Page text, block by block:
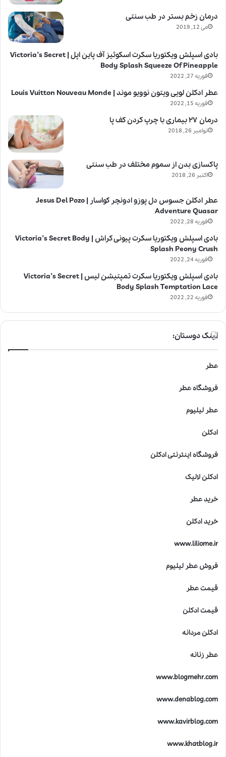
درمان زخم بستر در طب سنتی
می 12, 2019
بادی اسپلش ویکتوریا سکرت اسکوئیز آف پاین اپل | Victoria’s Secret
Body Splash Squeeze Of Pineapple
فوریه 27, 2022
عطر ادکلن لویی ویتون نوویو موند | Louis Vuitton Nouveau Monde
فوریه 15, 2022
درمان ۲۷ بیماری با چرپ کردن کف پا
نوامبر 26, 2018
پاکسازی بدن از سموم مختلف در طب سنتی
اکتبر 26, 2018
عطر ادکلن جسوس دل پوزو ادونچر کواسار | Jesus Del Pozo
Adventure Quasar
فوریه 28, 2022
بادی اسپلش ویکتوریا سکرت پیونی کراش | Victoria’s Secret Body
Splash Peony Crush
فوریه 24, 2022
بادی اسپلش ویکتوریا سکرت تمپتیشن لیس | Victoria’s Secret
Body Splash Temptation Lace
فوریه 22, 2022
لینک دوستان:
عطر
فروشگاه عطر
عطر لیلیوم
ادکلن
فروشگاه اینترنتی ادکلن
ادکلن لالیک
خرید عطر
خرید ادکلن
www.liliome.ir
فروش عطر لیلیوم
قیمت عطر
قیمت ادکلن
ادکلن مردانه
عطر زنانه
www.blogmehr.com
www.denablog.com
www.kavirblog.com
www.khatblog.ir